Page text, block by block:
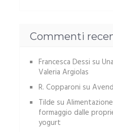
Commenti
Francesca Dessi su
Valeria Argiolas
R. Copparoni su
Tilde su
formaggio dalle
yogurt